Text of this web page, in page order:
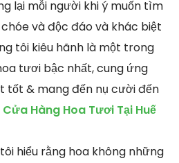
lại mỗi người khi ý muốn tìm
và độc đáo và khác biệt
tôi kiêu hãnh là một trong
tươi bậc nhất, cung ứng
tốt & mang đến nụ cười đến
Cửa Hàng Hoa Tươi Tại Huế
hiểu rằng hoa không những